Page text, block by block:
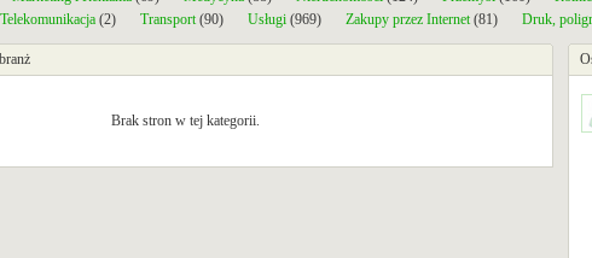
Telekomunikacja (2) Transport(90) Usługi (969) Zakupy przez Internet(81) Druk,
Brak stron w tej kategorii.